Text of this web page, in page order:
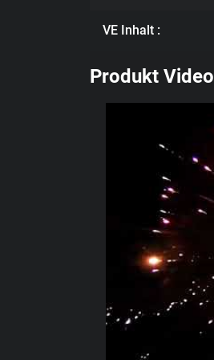
VE Inhalt :
Produkt Video